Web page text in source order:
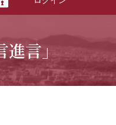
進言」